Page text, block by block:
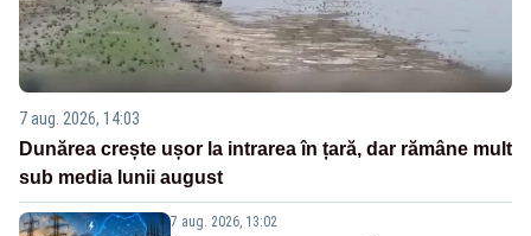
7 aug. 2026, 14:03
Dunărea crește ușor la intrarea în țară, dar rămâne mult
sub media lunii august
7 aug. 2026, 13:02